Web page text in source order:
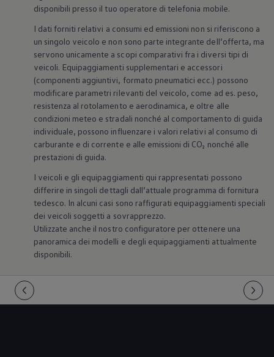
disponibili presso il tuo operatore di telefonia mobile.
I dati forniti relativi a consumi ed emissioni non si riferiscono a
un singolo veicolo e non sono parte integrante dell’offerta, ma
servono unicamente a scopi comparativi fra i diversi tipi di
veicoli. Equipaggiamenti supplementari e accessori
(componenti aggiuntivi, formato pneumatici ecc.) possono
modificare parametri rilevanti del veicolo, come ad es. peso,
resistenza al rotolamento e aerodinamica, e oltre alle
condizioni meteo e stradali nonché al comportamento di guida
individuale, possono influenzare i valori relativi al consumo di
carburante e di corrente e alle emissioni di CO₂ nonché alle
prestazioni di guida.
I veicoli e gli equipaggiamenti qui rappresentati possono
differire in singoli dettagli dall’attuale programma di fornitura
tedesco. In alcuni casi sono raffigurati equipaggiamenti speciali
dei veicoli soggetti a sovrapprezzo.
Utilizzate anche il nostro configuratore per ottenere una
panoramica dei modelli e degli equipaggiamenti attualmente
disponibili.